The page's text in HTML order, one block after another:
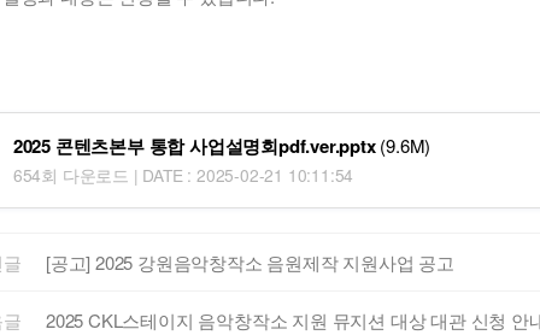
2025 콘텐츠본부 통합 사업설명회pdf.ver.pptx(9.6M)
654회 다운로드 | DATE : 2025-02-21 10:11:54
[공고] 2025 강원음악창작소 음원제작 지원사업 공고
2025 CKL스테이지 음악창작소 지원 뮤지션 대상 대관 신청 안